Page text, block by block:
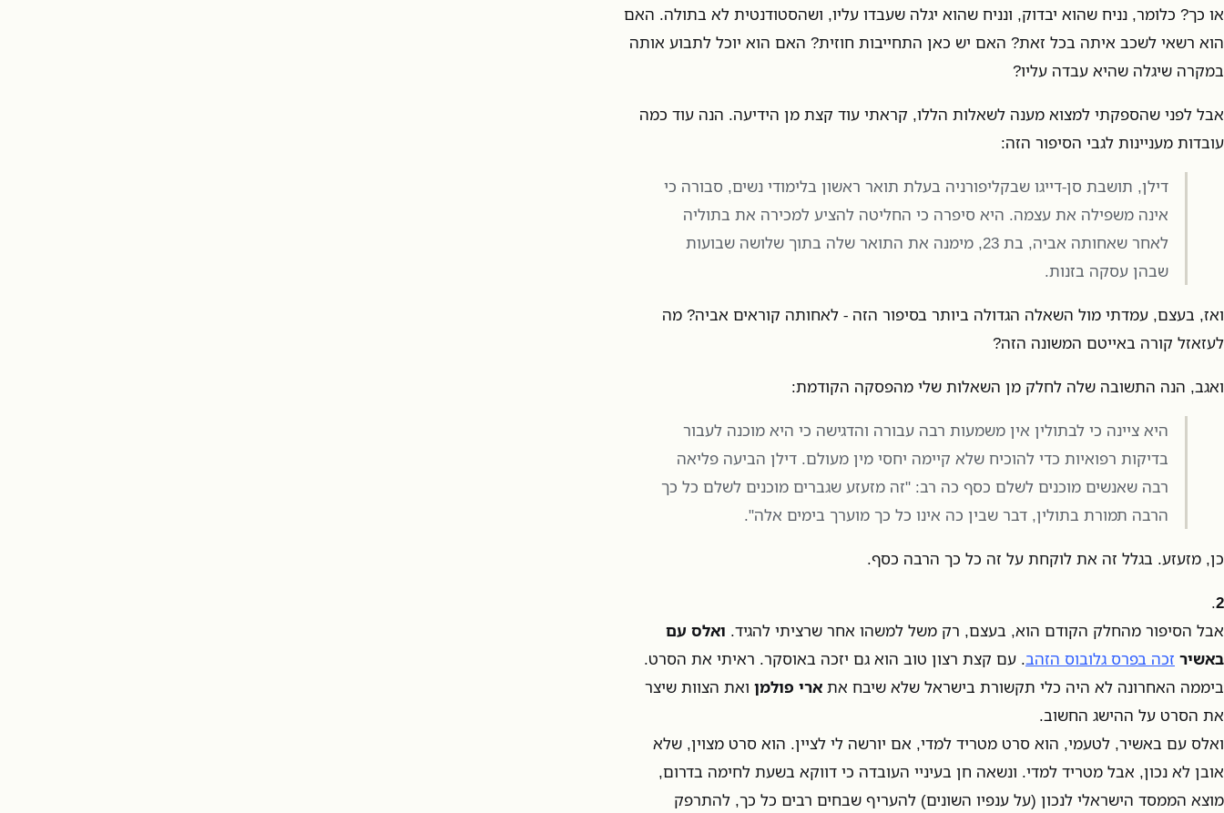
או כך? כלומר, נניח שהוא יבדוק, ונניח שהוא יגלה שעבדו עליו, ושהסטודנטית לא בתולה. האם
הוא רשאי לשכב איתה בכל זאת? האם יש כאן התחייבות חוזית? האם הוא יוכל לתבוע אותה
במקרה שיגלה שהיא עבדה עליו?
אבל לפני שהספקתי למצוא מענה לשאלות הללו, קראתי עוד קצת מן הידיעה. הנה עוד כמה
עובדות מעניינות לגבי הסיפור הזה:
דילן, תושבת סן-דייגו שבקליפורניה בעלת תואר ראשון בלימודי נשים, סבורה כי
אינה משפילה את עצמה. היא סיפרה כי החליטה להציע למכירה את בתוליה
לאחר שאחותה אביה, בת 23, מימנה את התואר שלה בתוך שלושה שבועות
שבהן עסקה בזנות.
ואז, בעצם, עמדתי מול השאלה הגדולה ביותר בסיפור הזה - לאחותה קוראים אביה? מה
לעזאזל קורה באייטם המשונה הזה?
ואגב, הנה התשובה שלה לחלק מן השאלות שלי מהפסקה הקודמת:
היא ציינה כי לבתולין אין משמעות רבה עבורה והדגישה כי היא מוכנה לעבור
בדיקות רפואיות כדי להוכיח שלא קיימה יחסי מין מעולם. דילן הביעה פליאה
רבה שאנשים מוכנים לשלם כסף כה רב: "זה מזעזע שגברים מוכנים לשלם כל כך
הרבה תמורת בתולין, דבר שבין כה אינו כל כך מוערך בימים אלה".
כן, מזעזע. בגלל זה את לוקחת על זה כל כך הרבה כסף.
2
.
אבל הסיפור מהחלק הקודם הוא, בעצם, רק משל למשהו אחר שרציתי להגיד. ואלס עם
באשיר זכה בפרס גלובוס הזהב. עם קצת רצון טוב הוא גם יזכה באוסקר. ראיתי את הסרט.
ביממה האחרונה לא היה כלי תקשורת בישראל שלא שיבח את ארי פולמן ואת הצוות שיצר
את הסרט על ההישג החשוב.
ואלס עם באשיר, לטעמי, הוא סרט מטריד למדי, אם יורשה לי לציין. הוא סרט מצוין, שלא
אובן לא נכון, אבל מטריד למדי. ונשאה חן בעיניי העובדה כי דווקא בשעת לחימה בדרום,
מוצא הממסד הישראלי לנכון (על ענפיו השונים) להעריף שבחים רבים כל כך, להתרפק